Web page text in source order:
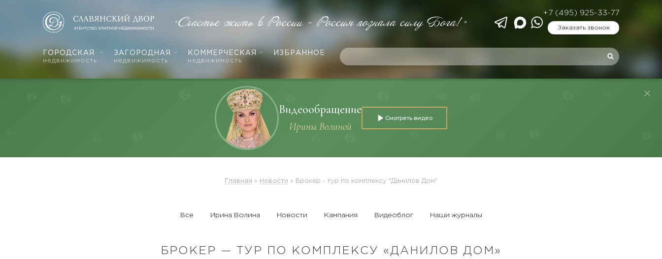
ГОРОДСКАЯ
недвижимость
ЗАГОРОДНАЯ
недвижимость
КОММЕРЧЕСКАЯ
недвижимость
ИЗБРАННОЕ
«Счастье жить в России - Россия познала силу Бога!»
+7 (495) 925-33-77
Заказать звонок
Видеообращение
Ирины Волиной
Смотреть видео
Главная » Новости » Брокер - тур по комплексу "Данилов Дом"
Все Ирина Волина Новости Кампания Видеоблог Наши журналы
БРОКЕР — ТУР ПО КОМПЛЕКСУ «ДАНИЛОВ ДОМ»